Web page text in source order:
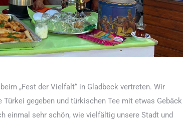
„Fest der Vielfalt“ in Gladbeck vertreten. Wir
gegeben und türkischen Tee mit etwas Gebäck
einmal sehr schön, wie vielfältig unsere Stadt und